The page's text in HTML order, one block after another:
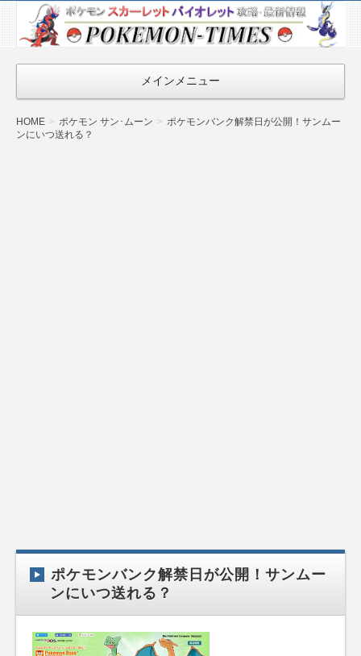
ポケモン最新
情報まとめ
『POKEMON-
TIMES』
メインメニュー
HOME ポケモン サン･ムーン
ポケモンバンク解禁日が公開！サンムー
ンにいつ送れる？
ポケモンバンク解禁日が公開！サンムー
ンにいつ送れる？